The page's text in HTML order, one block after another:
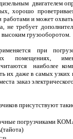
двигателем
хорошо
работами и может
не требует
высоким грузооборотом.
при
помещениях,
наиболее
их даже в самых
заказ
присутствуют
погрузчиками